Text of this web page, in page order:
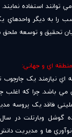
توانند استفاده
به ديگر واحدهاي
تحقيق و توسعه ملحق
اي و جهاني:
اي نيازمند يک چارچوب
باشد. چرا که اغلب
فاقد يک پروسه
ها و مديريت